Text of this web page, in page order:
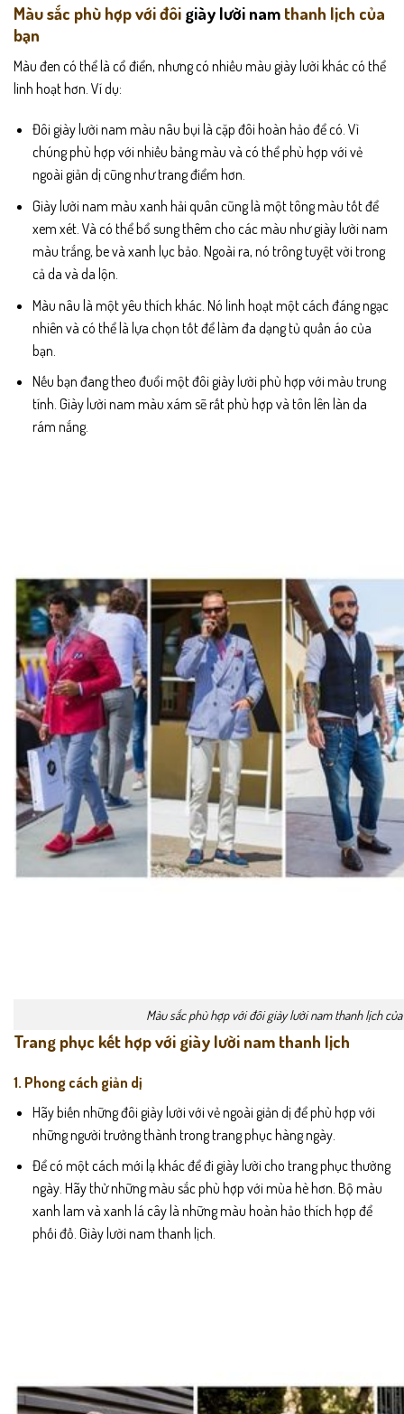
Màu sắc phù hợp với đôi giày lười nam thanh lịch của
bạn
Màu đen có thể là cổ điển, nhưng có nhiều màu giày lười khác có thể
linh hoạt hơn. Ví dụ:
Đôi giày lười nam màu nâu bụi là cặp đôi hoàn hảo để có. Vì
chúng phù hợp với nhiều bảng màu và có thể phù hợp với vẻ
ngoài giản dị cũng như trang điểm hơn.
Giày lười nam màu xanh hải quân cũng là một tông màu tốt để
xem xét. Và có thể bổ sung thêm cho các màu như giày lười nam
màu trắng, be và xanh lục bảo. Ngoài ra, nó trông tuyệt vời trong
cả da và da lộn.
Màu nâu là một yêu thích khác. Nó linh hoạt một cách đáng ngạc
nhiên và có thể là lựa chọn tốt để làm đa dạng tủ quần áo của
bạn.
Nếu bạn đang theo đuổi một đôi giày lười phù hợp với màu trung
tính. Giày lười nam màu xám sẽ rất phù hợp và tôn lên làn da
rám nắng.
Màu sắc phù hợp với đôi giày lười nam thanh lịch
Trang phục kết hợp với giày lười nam thanh lịch
1. Phong cách giản dị
Hãy biến những đôi giày lười với vẻ ngoài giản dị để phù hợp với
những người trưởng thành trong trang phục hàng ngày.
Để có một cách mới lạ khác để đi giày lười cho trang phục thường
ngày. Hãy thử những màu sắc phù hợp với mùa hè hơn. Bộ màu
xanh lam và xanh lá cây là những màu hoàn hảo thích hợp để
phối đồ. Giày lười nam thanh lịch.